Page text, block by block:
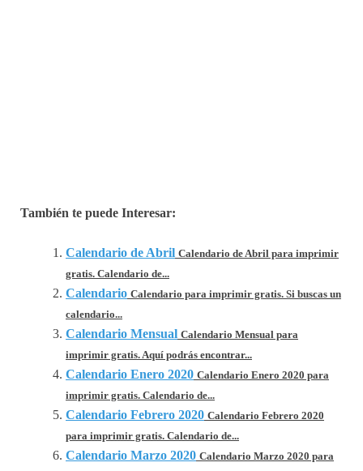
También te puede Interesar:
Calendario de Abril Calendario de Abril para imprimir
gratis. Calendario de...
Calendario Calendario para imprimir gratis. Si buscas un
calendario...
Calendario Mensual Calendario Mensual para
imprimir gratis. Aquí podrás encontrar...
Calendario Enero 2020 Calendario Enero 2020 para
imprimir gratis. Calendario de...
Calendario Febrero 2020 Calendario Febrero 2020
para imprimir gratis. Calendario de...
Calendario Marzo 2020 Calendario Marzo 2020 para